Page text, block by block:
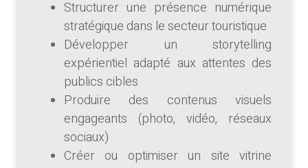
Structurer une présence numérique
stratégique dans le secteur touristique
Développer un storytelling
expérientiel adapté aux attentes des
publics cibles
Produire des contenus visuels
engageants (photo, vidéo, réseaux
sociaux)
Créer ou optimiser un site vitrine